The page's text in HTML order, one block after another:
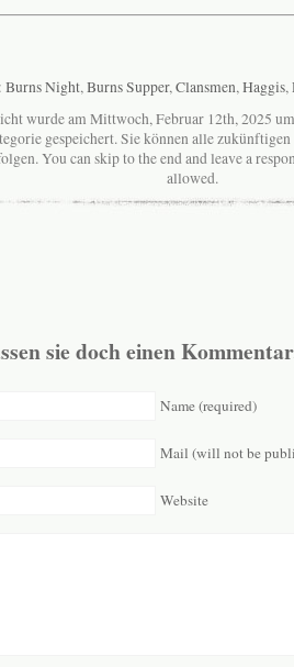
Burns Night,Burns Supper,Clansmen,Haggis,
wurde am Mittwoch, Februar 12th, 2025
gespeichert. Sie können alle
You can skip to the end and leave a
allowed.
sie doch einen
Name (required)
Mail (will not be
Website